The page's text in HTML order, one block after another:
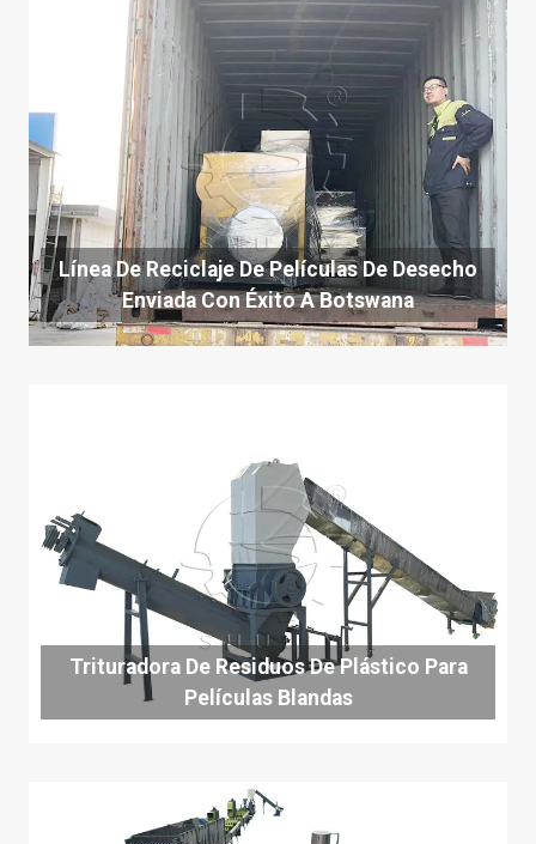
Línea De Reciclaje De Películas De Desecho
Enviada Con Éxito A Botswana
Trituradora De Residuos De Plástico Para
Películas Blandas